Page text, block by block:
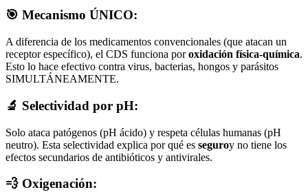
🎯 Mecanismo ÚNICO:
A diferencia de los medicamentos convencionales (que atacan un
receptor específico), el CDS funciona poroxidación física-química.
Esto lo hace efectivo contra virus, bacterias, hongos y parásitos
SIMULTÁNEAMENTE.
🔬 Selectividad por pH:
Solo ataca patógenos (pH ácido) y respeta células humanas (pH
neutro). Esta selectividad explica por qué es seguroy no tiene los
efectos secundarios de antibióticos y antivirales.
💨 Oxigenación: